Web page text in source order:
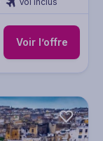
Voir l’offre